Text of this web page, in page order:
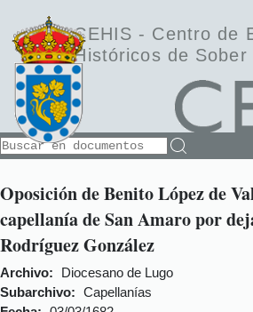
CEHIS - Centro de
Históricos de Sober
Oposición de Benito López de
capellanía de San Amaro por
Rodríguez González
Archivo:
Diocesano de Lugo
Subarchivo:
Capellanías